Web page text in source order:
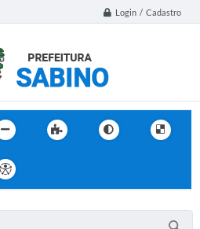
Login / Cadastro